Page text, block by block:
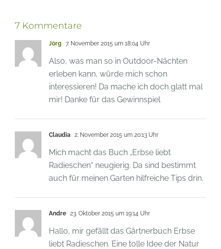
7 Kommentare
Jörg 7. November 2015 um 18:04 Uhr
Also, was man so in Outdoor-Nächten
erleben kann, würde mich schon
interessieren! Da mache ich doch glatt mal
mir! Danke für das Gewinnspiel
Claudia 2. November 2015 um 20:13 Uhr
Mich macht das Buch „Erbse liebt
Radieschen“ neugierig. Da sind bestimmt
auch für meinen Garten hilfreiche Tips drin.
Andre 23. Oktober 2015 um 19:14 Uhr
Hallo, mir gefällt das Gärtnerbuch Erbse
liebt Radieschen. Eine tolle Idee der Natur